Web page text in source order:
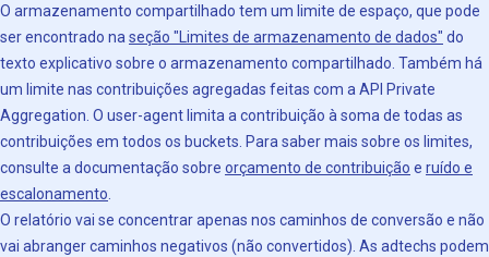
O armazenamento compartilhado tem um limite de espaço, que pode
ser encontrado na seção "Limites de armazenamento de dados" do
texto explicativo sobre o armazenamento compartilhado. Também há
um limite nas contribuições agregadas feitas com a API Private
Aggregation. O user-agent limita a contribuição à soma de todas as
contribuições em todos os buckets. Para saber mais sobre os limites,
consulte a documentação sobre orçamento de contribuição e ruído e
escalonamento
O relatório vai se concentrar apenas nos caminhos de conversão e não
vai abranger caminhos negativos (não convertidos). As adtechs podem